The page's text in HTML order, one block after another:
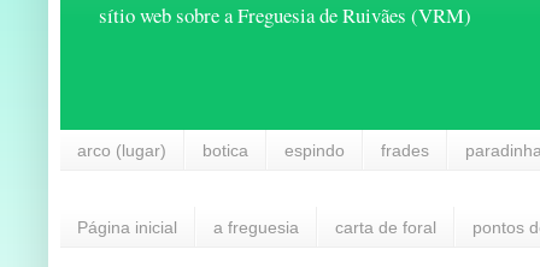
sítio web sobre a Freguesia de Ruivães (VRM)
arco (lugar) botica espindo frades
Página inicial a freguesia carta de foral pontos